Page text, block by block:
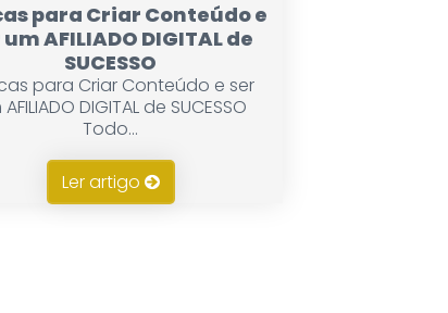
para Criar Conteúdo e
AFILIADO DIGITAL de
SUCESSO
para Criar Conteúdo e ser
DIGITAL de SUCESSO
Todo...
Ler artigo